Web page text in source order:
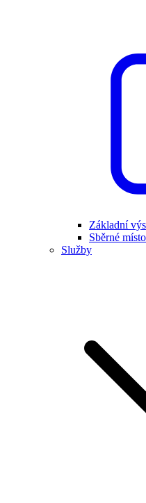
Základní
Sběrné
Služby